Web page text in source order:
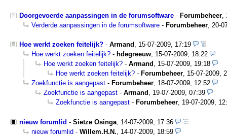
Doorgevoerde aanpassingen in de forumsoftware - Forumbeheer
Verderde aanpassingen in de forumsoftware - Forumbeheer 20-
Hoe werkt zoeken feitelijk? - Armand , 15-07-2009, 17:19
Hoe werkt zoeken feitelijk? - hdegreeuw, 15-07-2009, 18:22
Hoe werkt zoeken feitelijk? - Armand , 15-07-2009, 19:18
Hoe werkt zoeken feitelijk? - Forumbeheer, 15-07-2009,
Zoekfunctie is aangepast - Forumbeheer, 18-07-2009, 12:52
Zoekfunctie is aangepast - Armand , 19-07-2009, 07:39
Zoekfunctie is aangepast - Forumbeheer, 19-07-2009,
nieuw forumlid - Sietze Osinga 14-07-2009, 17:36
nieuw forumlid - Willem.H.N.
14-07-2009, 18:59